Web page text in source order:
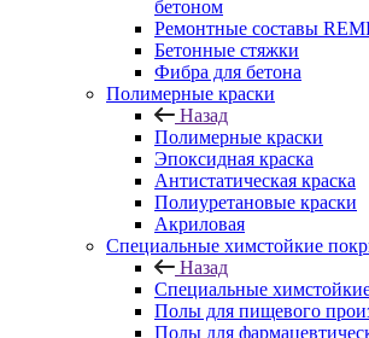
бетоном
Ремонтные составы
Бетонные стяжки
Фибра для бетона
Полимерные краски
Назад
Полимерные краски
Эпоксидная краска
Антистатическая краска
Полиуретановые краски
Акриловая
Специальные химстойкие
Назад
Специальные
Полы для пищевого
Полы для